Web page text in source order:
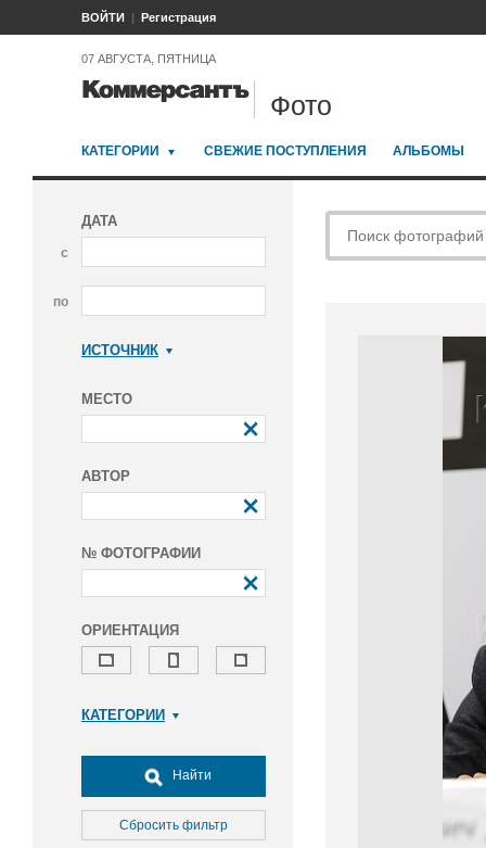
ВОЙТИ Регистрация
07 АВГУСТА, ПЯТНИЦА
Фото
КАТЕГОРИИ СВЕЖИЕ ПОСТУПЛЕНИЯ АЛЬБОМЫ
ДАТА
с
по
ИСТОЧНИК
МЕСТО
АВТОР
№ ФОТОГРАФИИ
ОРИЕНТАЦИЯ
КАТЕГОРИИ
Досуг, туризм и отдых
Культура
Медицина
Найти
Сбросить фильтр